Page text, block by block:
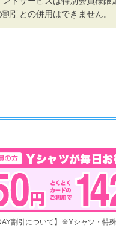
引との併用はできません。
割引について】※Yシャツ・特